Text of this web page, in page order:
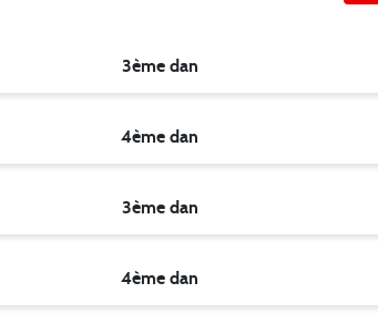
3ème dan
4ème dan
3ème dan
4ème dan